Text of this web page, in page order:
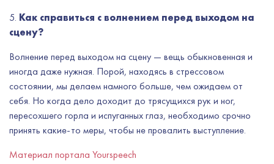
5. Как справиться с волнением перед выходом на
сцену?
Волнение перед выходом на сцену — вещь обыкновенная и
иногда даже нужная. Порой, находясь в стрессовом
состоянии, мы делаем намного больше, чем ожидаем от
себя. Но когда дело доходит до трясущихся рук и ног,
пересохшего горла и испуганных глаз, необходимо срочно
принять какие-то меры, чтобы не провалить выступление.
Материал портала Yourspeech